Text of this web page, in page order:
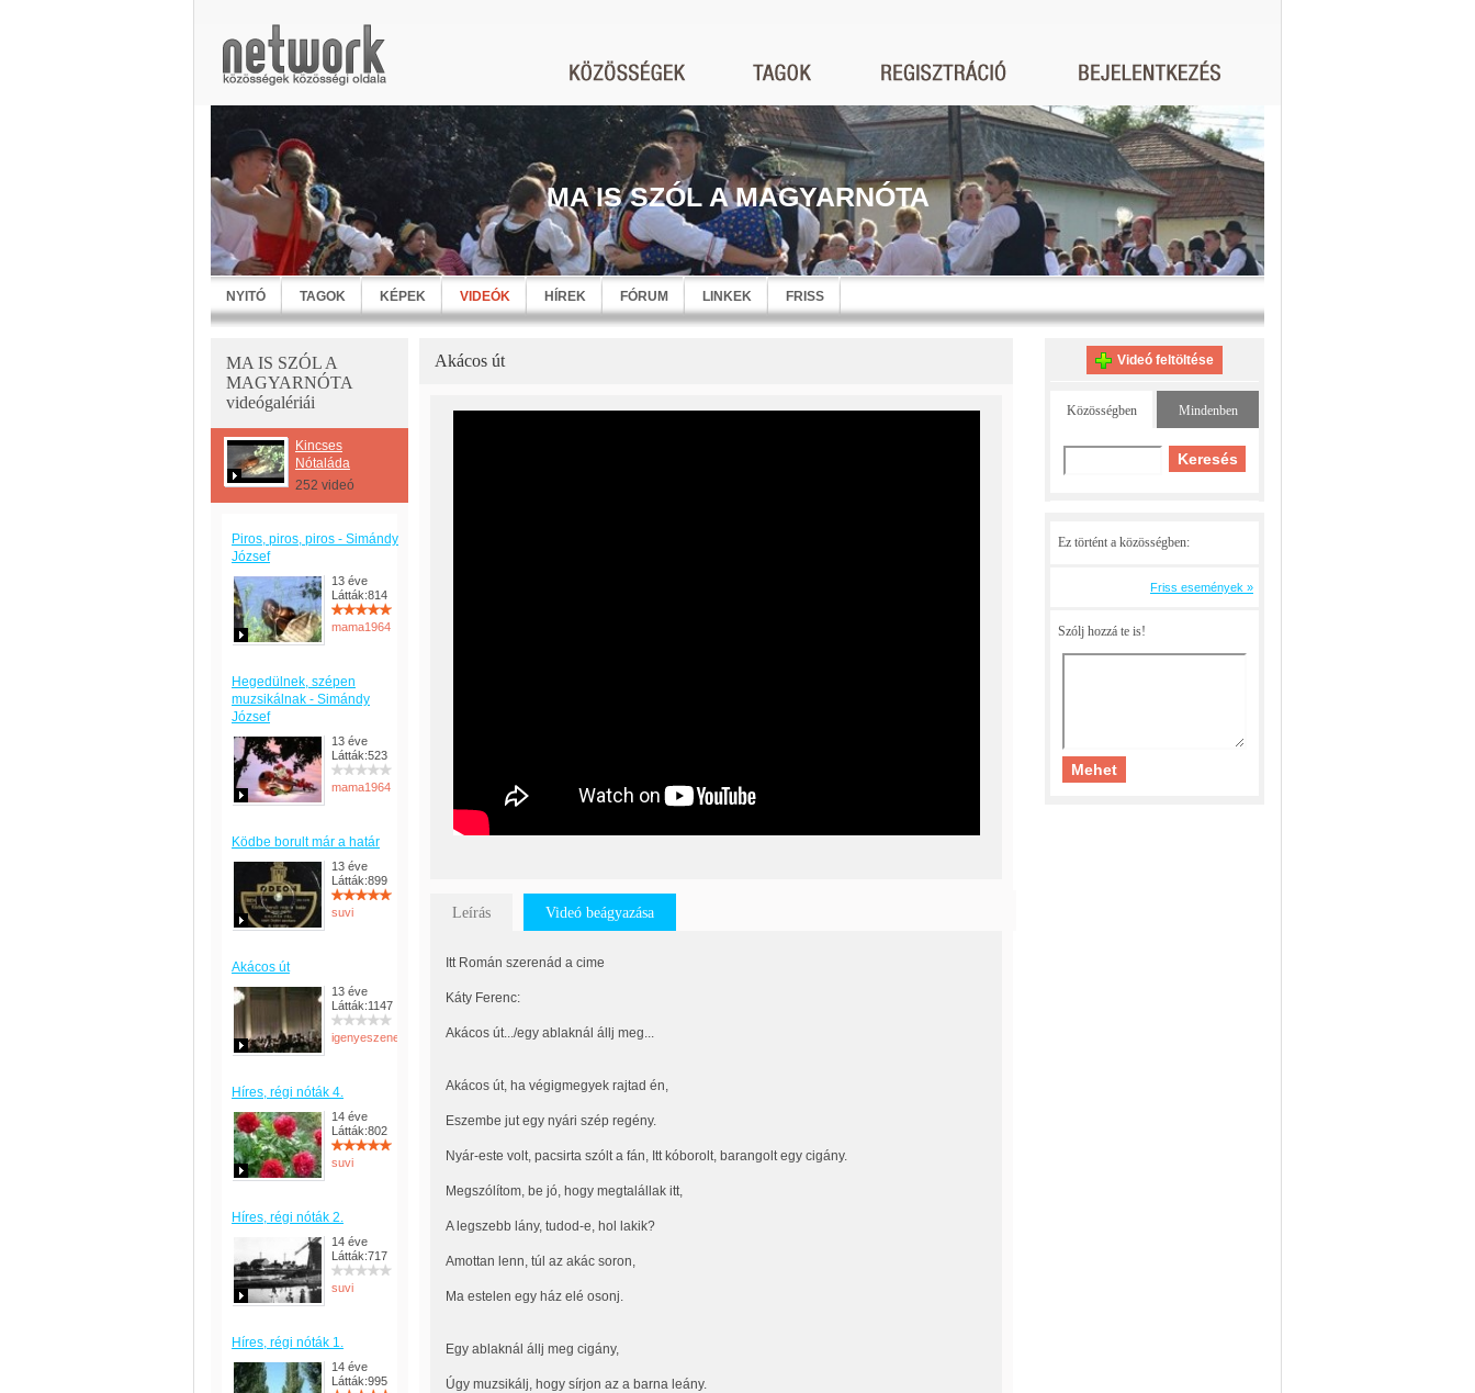
MA IS SZÓL A MAGYARNÓTA
NYITÓ TAGOK KÉPEK VIDEÓK HÍREK FÓRUM LINKEK FRISS
MA IS SZÓL A
MAGYARNÓTA
videógalériái
Kincses
Nótaláda
252 videó
Piros, piros, piros - Simándy
József
13 éve
Látták:814
mama1964
Hegedülnek, szépen
muzsikálnak - Simándy
József
13 éve
Látták:523
mama1964
Ködbe borult már a határ
13 éve
Látták:899
suvi
Akácos út
13 éve
Látták:1147
igenyeszeneerto
Híres, régi nóták 4.
14 éve
Látták:802
suvi
Híres, régi nóták 2.
14 éve
Látták:717
suvi
Híres, régi nóták 1.
14 éve
Látták:995
Akácos út
Leírás Videó beágyazása
Itt Román szerenád a cime
Káty Ferenc:
Akácos út.../egy ablaknál állj meg...
Akácos út, ha végigmegyek rajtad én,
Eszembe jut egy nyári szép regény.
Nyár-este volt, pacsirta szólt a fán, Itt kóborolt, barangolt egy cigány.
Megszólítom, be jó, hogy megtalállak itt,
A legszebb lány, tudod-e, hol lakik?
Amottan lenn, túl az akác soron,
Ma estelen egy ház elé osonj.
Egy ablaknál állj meg cigány,
Úgy muzsikálj, hogy sírjon az a barna leány.
Videó feltöltése
Közösségben Mindenben
Ez történt a közösségben:
Friss események »
Szólj hozzá te is!